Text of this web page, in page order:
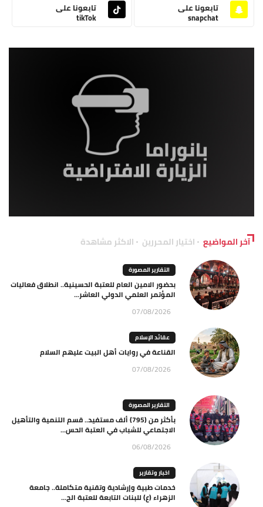
تابعونا على
snapchat
تابعونا على
tikTok
آخر المواضيع اختيار المحررين الاكثر مشاهدة
التقارير المصورة
بحضور الامين العام للعتبة الحسينية.. انطلاق فعاليات
المؤتمر العلمي الدولي العاشر...
07/08/2026
عقائد الإسلام
القناعة في روايات أهل البيت عليهم السلام
07/08/2026
التقارير المصورة
بأكثر من (795) ألف مستفيد.. قسم التنمية والتأهيل
الاجتماعي للشباب في العتبة الحس...
06/08/2026
اخبار وتقارير
خدمات طبية وإرشادية وتقنية متكاملة.. جامعة
الزهراء (ع) للبنات التابعة للعتبة الح...